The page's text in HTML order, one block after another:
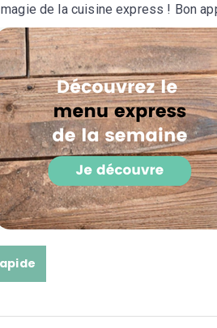
de la cuisine express ! Bon